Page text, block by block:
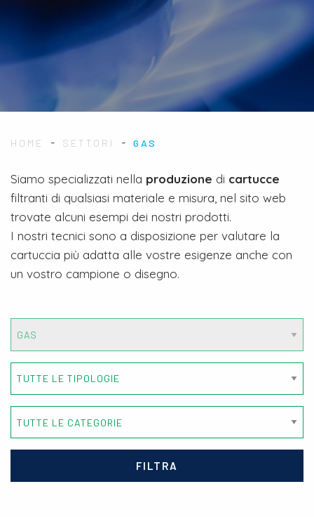
HOME - SETTORI - GAS
Siamo specializzati nella produzione di cartucce
filtranti di qualsiasi materiale e misura, nel sito web
trovate alcuni esempi dei nostri prodotti.
I nostri tecnici sono a disposizione per valutare la
cartuccia più adatta alle vostre esigenze anche con
un vostro campione o disegno.
FILTRA